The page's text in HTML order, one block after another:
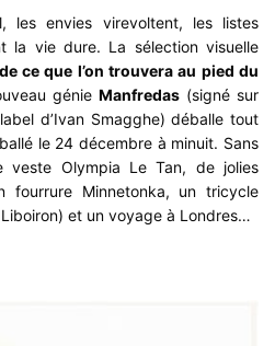
les envies virevoltent, les listes
la vie dure. La sélection visuelle
ce que l’on trouvera au pied du
génie Manfredas(signé sur
d’Ivan Smagghe) déballe tout
le 24 décembre à minuit. Sans
veste Olympia Le Tan, de jolies
fourrure Minnetonka, un tricycle
et un voyage à Londres…